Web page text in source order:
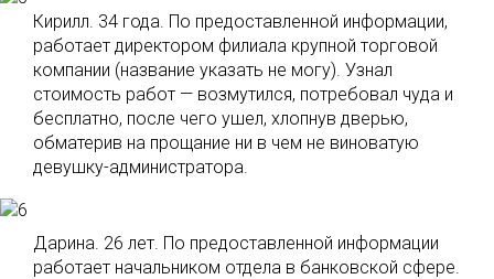
Кирилл. 34 года. По предоставленной информации,
работает директором филиала крупной торговой
компании (название указать не могу). Узнал
стоимость работ — возмутился, потребовал чуда и
бесплатно, после чего ушел, хлопнув дверью,
обматерив на прощание ни в чем не виноватую
девушку-администратора.
Дарина. 26 лет. По предоставленной информации
работает начальником отдела в банковской сфере.